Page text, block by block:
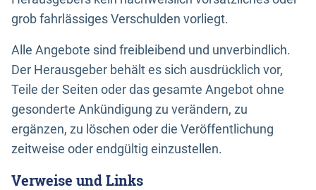
grob fahrlässiges Verschulden vorliegt.
Alle Angebote sind freibleibend und unverbindlich.
Der Herausgeber behält es sich ausdrücklich vor,
Teile der Seiten oder das gesamte Angebot ohne
gesonderte Ankündigung zu verändern, zu
ergänzen, zu löschen oder die Veröffentlichung
zeitweise oder endgültig einzustellen.
Verweise und Links